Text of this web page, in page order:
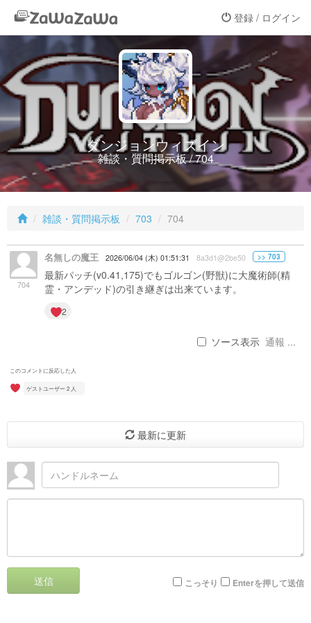
登録 / ログイン
ダンジョンウィズイン
雑談・質問掲示板 / 704
雑談・質問掲示板 703 704
704
名無しの魔王 2026/06/04 (木) 01:51:31 8a3d1@2be50 >> 703
最新パッチ(v0.41,175)でもゴルゴン(野獣)に大魔術師(精
霊・アンデッド)の引き継ぎは出来ています。
2
ソース表示 通報 ...
このコメントに反応した人
ゲストユーザー 2 人
最新に更新
送信 こっそり Enterを押して送信